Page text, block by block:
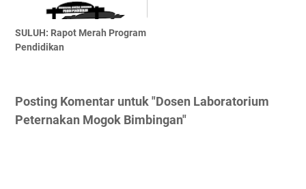
SULUH: Rapot Merah Program
Pendidikan
Posting Komentar untuk "Dosen Laboratorium
Peternakan Mogok Bimbingan"